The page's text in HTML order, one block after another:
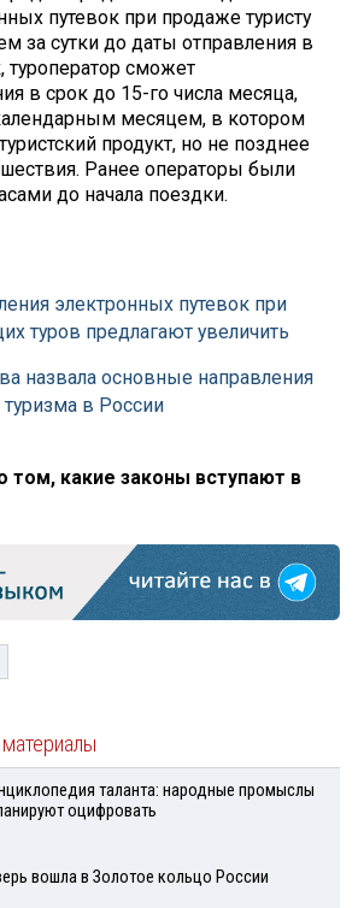
путевок при продаже туристу
за сутки до даты отправления в
туроператор сможет
в срок до 15-го числа месяца,
месяцем, в котором
продукт, но не позднее
Ранее операторы были
до начала поездки.
электронных путевок при
туров предлагают увеличить
назвала основные направления
в России
том, какие законы вступают в
таланта: народные промыслы
оцифровать
вошла в Золотое кольцо России